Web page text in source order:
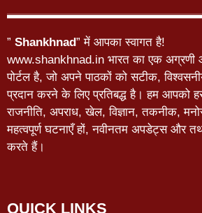
” Shankhnad” में आपका स्वागत है!
www.shankhnad.in भारत का एक अग्रणी
पोर्टल है, जो अपने पाठकों को सटीक,
प्रदान करने के लिए प्रतिबद्ध है। हम आपको
राजनीति, अपराध, खेल, विज्ञान, तकनीक,
महत्वपूर्ण घटनाएँ हों, नवीनतम अपडेट्स और
करते हैं।
QUICK LINKS